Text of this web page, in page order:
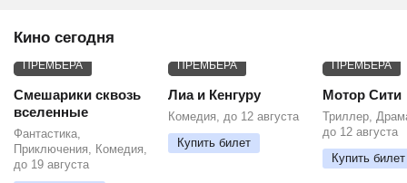
Кино сегодня
ПРЕМЬЕРА
Смешарики сквозь
вселенные
Фантастика,
Приключения, Комедия,
до 19 августа
ПРЕМЬЕРА
Лиа и Кенгуру
Комедия, до 12 августа
Купить билет
ПРЕМЬЕРА
Мотор Сити
Триллер,
до 12 августа
Купить билет